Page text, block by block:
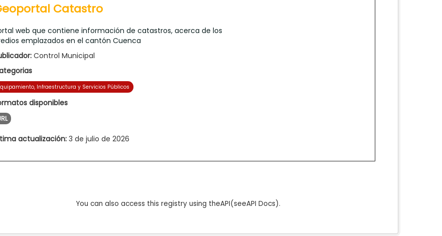
Catastro
web que contiene información de catastros, acerca de los
emplazados en el cantón Cuenca
Control Municipal
Infraestructura y Servicios Públicos
disponibles
actualización: 3 de julio de 2026
You can also access this registry using theAPI(seeAPI Docs).